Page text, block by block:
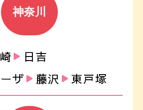
神奈川
日吉
ザ
藤沢 東戸塚